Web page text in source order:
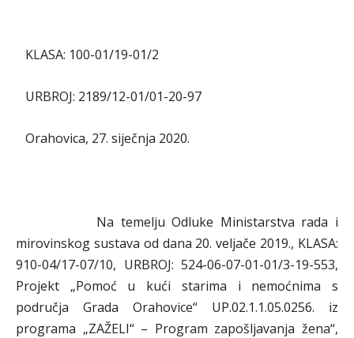
KLASA: 100-01/19-01/2
URBROJ: 2189/12-01/01-20-97
Orahovica, 27. siječnja 2020.
Na temelju Odluke Ministarstva rada i
mirovinskog sustava od dana 20. veljače 2019., KLASA:
910-04/17-07/10, URBROJ: 524-06-07-01-01/3-19-553,
Projekt „Pomoć u kući starima i nemoćnima s
područja Grada Orahovice“ UP.02.1.1.05.0256. iz
programa „ZAŽELI“ – Program zapošljavanja žena“,